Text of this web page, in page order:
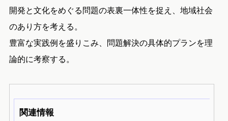
開発と文化をめぐる問題の表裏一体性を捉え、地域社会
のあり方を考える。
豊富な実践例を盛りこみ、問題解決の具体的プランを理
論的に考察する。
関連情報